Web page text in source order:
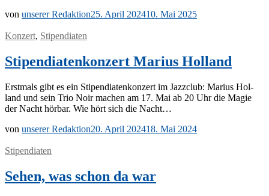
von unserer Redaktion25. April 202410. Mai 2025
Konzert, Stipendiaten
Stipendiatenkonzert Marius Holland
Erst­mals gibt es ein Sti­pen­dia­ten­kon­zert im Jazz­club: Ma­ri­us Hol­
land und sein Trio Noir ma­chen am 17. Mai ab 20 Uhr die Ma­gie
der Nacht hör­bar. Wie hört sich die Nacht…
von unserer Redaktion20. April 202418. Mai 2024
Stipendiaten
Sehen, was schon da war